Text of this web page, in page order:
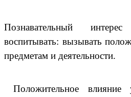
Познавательный
воспитывать: вызывать
предметам и деятельности.
Положительное влияние